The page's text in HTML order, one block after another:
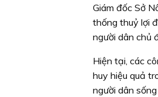
Giám đốc Sở
thống thuỷ lợi
người dân chủ
Hiện tại, các
huy hiệu quả
người dân